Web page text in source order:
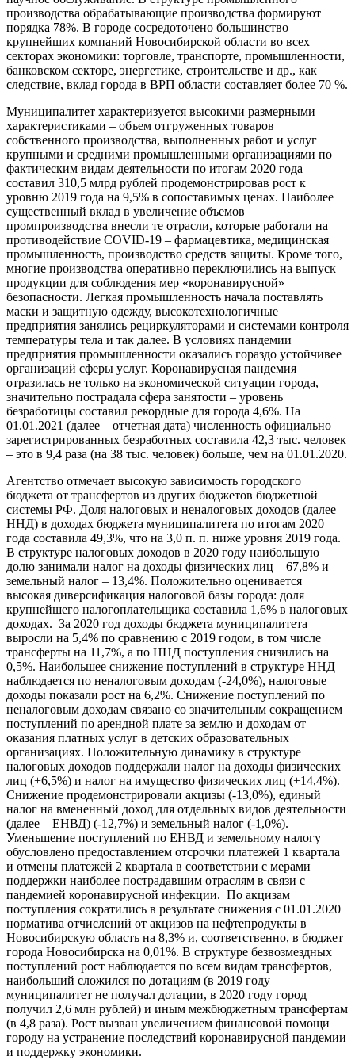
производства обрабатывающие производства формируют
порядка 78%. В городе сосредоточено большинство
крупнейших компаний Новосибирской области во всех
секторах экономики: торговле, транспорте, промышленности,
банковском секторе, энергетике, строительстве и др., как
следствие, вклад города в ВРП области составляет более 70 %.
Муниципалитет характеризуется высокими размерными
характеристиками – объем отгруженных товаров
собственного производства, выполненных работ и услуг
крупными и средними промышленными организациями по
фактическим видам деятельности по итогам 2020 года
составил 310,5 млрд рублей продемонстрировав рост к
уровню 2019 года на 9,5% в сопоставимых ценах. Наиболее
существенный вклад в увеличение объемов
промпроизводства внесли те отрасли, которые работали на
противодействие COVID-19 – фармацевтика, медицинская
промышленность, производство средств защиты. Кроме того,
многие производства оперативно переключились на выпуск
продукции для соблюдения мер «коронавирусной»
безопасности. Легкая промышленность начала поставлять
маски и защитную одежду, высокотехнологичные
предприятия занялись рециркуляторами и системами контроля
температуры тела и так далее. В условиях пандемии
предприятия промышленности оказались гораздо устойчивее
организаций сферы услуг. Коронавирусная пандемия
отразилась не только на экономической ситуации города,
значительно пострадала сфера занятости – уровень
безработицы составил рекордные для города 4,6%. На
01.01.2021 (далее – отчетная дата) численность официально
зарегистрированных безработных составила 42,3 тыс. человек
– это в 9,4 раза (на 38 тыс. человек) больше, чем на 01.01.2020.
Агентство отмечает высокую зависимость городского
бюджета от трансфертов из других бюджетов бюджетной
системы РФ. Доля налоговых и неналоговых доходов (далее –
ННД) в доходах бюджета муниципалитета по итогам 2020
года составила 49,3%, что на 3,0 п. п. ниже уровня 2019 года.
В структуре налоговых доходов в 2020 году наибольшую
долю занимали налог на доходы физических лиц – 67,8% и
земельный налог – 13,4%. Положительно оценивается
высокая диверсификация налоговой базы города: доля
крупнейшего налогоплательщика составила 1,6% в налоговых
доходах. За 2020 год доходы бюджета муниципалитета
выросли на 5,4% по сравнению с 2019 годом, в том числе
трансферты на 11,7%, а по ННД поступления снизились на
0,5%. Наибольшее снижение поступлений в структуре ННД
наблюдается по неналоговым доходам (-24,0%), налоговые
доходы показали рост на 6,2%. Снижение поступлений по
неналоговым доходам связано со значительным сокращением
поступлений по арендной плате за землю и доходам от
оказания платных услуг в детских образовательных
организациях. Положительную динамику в структуре
налоговых доходов поддержали налог на доходы физических
лиц (+6,5%) и налог на имущество физических лиц (+14,4%).
Снижение продемонстрировали акцизы (-13,0%), единый
налог на вмененный доход для отдельных видов деятельности
(далее – ЕНВД) (-12,7%) и земельный налог (-1,0%).
Уменьшение поступлений по ЕНВД и земельному налогу
обусловлено предоставлением отсрочки платежей 1 квартала
и отмены платежей 2 квартала в соответствии с мерами
поддержки наиболее пострадавшим отраслям в связи с
пандемией коронавирусной инфекции. По акцизам
поступления сократились в результате снижения с 01.01.2020
норматива отчислений от акцизов на нефтепродукты в
Новосибирскую область на 8,3% и, соответственно, в бюджет
города Новосибирска на 0,01%. В структуре безвозмездных
поступлений рост наблюдается по всем видам трансфертов,
наибольший сложился по дотациям (в 2019 году
муниципалитет не получал дотации, в 2020 году город
получил 2,6 млн рублей) и иным межбюджетным трансфертам
(в 4,8 раза). Рост вызван увеличением финансовой помощи
городу на устранение последствий коронавирусной пандемии
и поддержку экономики.